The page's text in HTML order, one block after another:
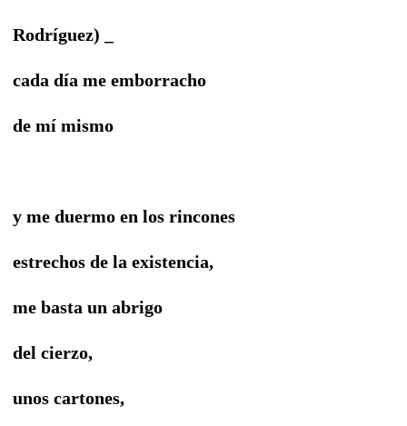
Rodríguez) _
cada día me emborracho
de mí mismo
y me duermo en los rincones
estrechos de la existencia,
me basta un abrigo
del cierzo,
unos cartones,